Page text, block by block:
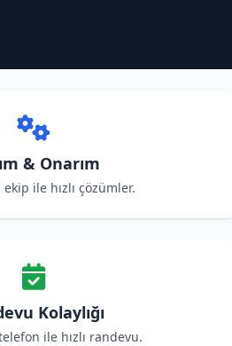
& Onarım
ile hızlı çözümler.
Kolaylığı
ile hızlı randevu.